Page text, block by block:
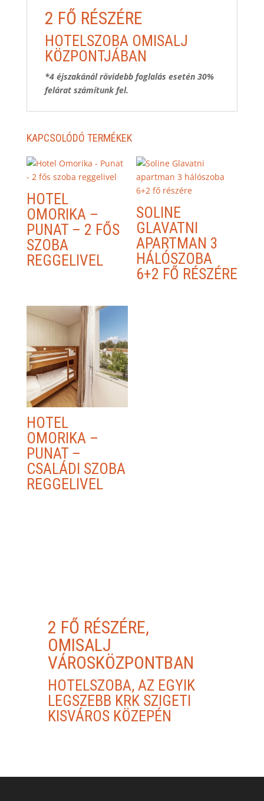
2 FŐ RÉSZÉRE
HOTELSZOBA OMISALJ
KÖZPONTJÁBAN
*4 éjszakánál rövidebb foglalás esetén 30%
felárat számítunk fel.
KAPCSOLÓDÓ TERMÉKEK
HOTEL
OMORIKA –
PUNAT – 2 FŐS
SZOBA
REGGELIVEL
SOLINE
GLAVATNI
APARTMAN 3
HÁLÓSZOBA
6+2 FŐ RÉSZÉRE
HOTEL
OMORIKA –
PUNAT –
CSALÁDI SZOBA
REGGELIVEL
2 FŐ RÉSZÉRE,
OMISALJ
VÁROSKÖZPONTBAN
HOTELSZOBA, AZ EGYIK
LEGSZEBB KRK SZIGETI
KISVÁROS KÖZEPÉN